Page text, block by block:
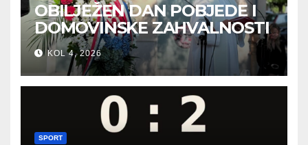
OBILJEŽEN DAN POBJEDE I
DOMOVINSKE ZAHVALNOSTI
U SVETOJ NEDELJI
KOL 4, 2026
SPORT